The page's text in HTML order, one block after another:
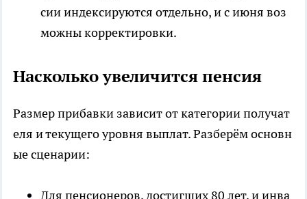
сии индексируются отдельно, и с июня воз
можны корректировки.
Насколько увеличится пенсия
Размер прибавки зависит от категории получат
еля и текущего уровня выплат. Разберём основн
ые сценарии:
Для пенсионеров, достигших 80 лет, и инва